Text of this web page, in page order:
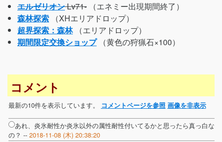
エルゼリオンLv71- （エネミー出現期間終了）
森林探索 （XHエリアドロップ）
超界探索：森林（エリアドロップ）
期間限定交換ショップ（黄色の狩猟石×100）
コメント
最新の10件を表示しています。 コメントページを参照 画像を非表示
あれ、炎氷耐性か炎氷以外の属性耐性付いてるかと思ったら真っ白な
の？ -- 2018-11-08 (木) 20:38:20